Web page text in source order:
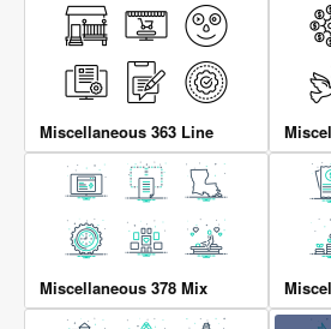
Miscellaneous 363 Line
Miscellaneous 378 Mix